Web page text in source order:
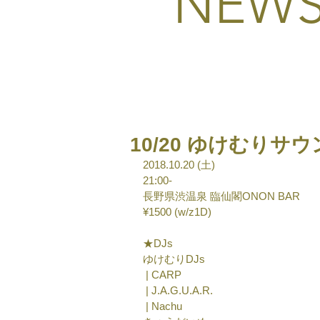
10/20 ゆけむりサウ
2018.10.20 (土)
21:00-
長野県渋温泉 臨仙閣ONON BAR
¥1500 (w/z1D)
★DJs
ゆけむりDJs
| CARP
| J.A.G.U.A.R.
| Nachu